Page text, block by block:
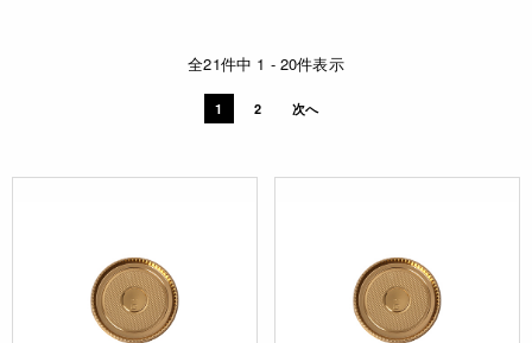
全21件中 1 - 20件表示
1 2 次へ